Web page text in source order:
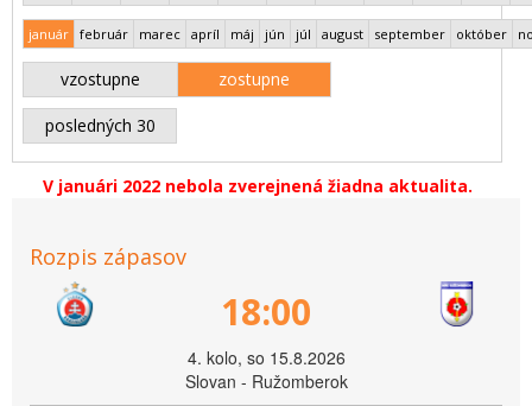
január február marec apríl máj jún júl august september október
vzostupne zostupne
posledných 30
V januári 2022 nebola zverejnená žiadna aktualita.
Rozpis zápasov
18:00
4. kolo, so 15.8.2026
Slovan - Ružomberok